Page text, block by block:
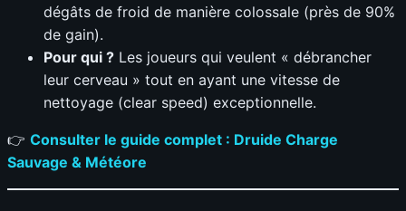
dégâts de froid de manière colossale (près de 90%
de gain).
Pour qui ? Les joueurs qui veulent « débrancher
leur cerveau » tout en ayant une vitesse de
nettoyage (clear speed) exceptionnelle.
👉 Consulter le guide complet : Druide Charge
Sauvage & Météore